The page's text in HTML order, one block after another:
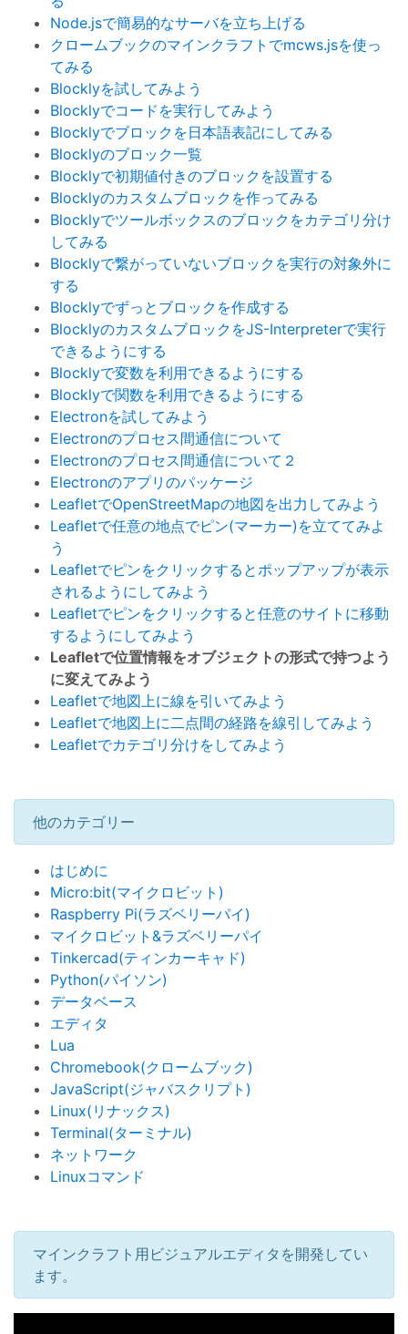
Node.jsで簡易的なサーバを立ち上げる
クロームブックのマインクラフトでmcws.jsを使っ
てみる
Blocklyを試してみよう
Blocklyでコードを実行してみよう
Blocklyでブロックを日本語表記にしてみる
Blocklyのブロック一覧
Blocklyで初期値付きのブロックを設置する
Blocklyのカスタムブロックを作ってみる
Blocklyでツールボックスのブロックをカテゴリ分け
してみる
Blocklyで繋がっていないブロックを実行の対象外に
する
Blocklyでずっとブロックを作成する
BlocklyのカスタムブロックをJS-Interpreterで実行
できるようにする
Blocklyで変数を利用できるようにする
Blocklyで関数を利用できるようにする
Electronを試してみよう
Electronのプロセス間通信について
Electronのプロセス間通信について２
Electronのアプリのパッケージ
LeafletでOpenStreetMapの地図を出力してみよう
Leafletで任意の地点でピン(マーカー)を立ててみよ
う
Leafletでピンをクリックするとポップアップが表示
されるようにしてみよう
Leafletでピンをクリックすると任意のサイトに移動
するようにしてみよう
Leafletで位置情報をオブジェクトの形式で持つよう
に変えてみよう
Leafletで地図上に線を引いてみよう
Leafletで地図上に二点間の経路を線引してみよう
Leafletでカテゴリ分けをしてみよう
他のカテゴリー
はじめに
Micro:bit(マイクロビット)
Raspberry Pi(ラズベリーパイ)
マイクロビット&ラズベリーパイ
Tinkercad(ティンカーキャド)
Python(パイソン)
データベース
エディタ
Lua
Chromebook(クロームブック)
JavaScript(ジャバスクリプト)
Linux(リナックス)
Terminal(ターミナル)
ネットワーク
Linuxコマンド
マインクラフト用ビジュアルエディタを開発してい
ます。